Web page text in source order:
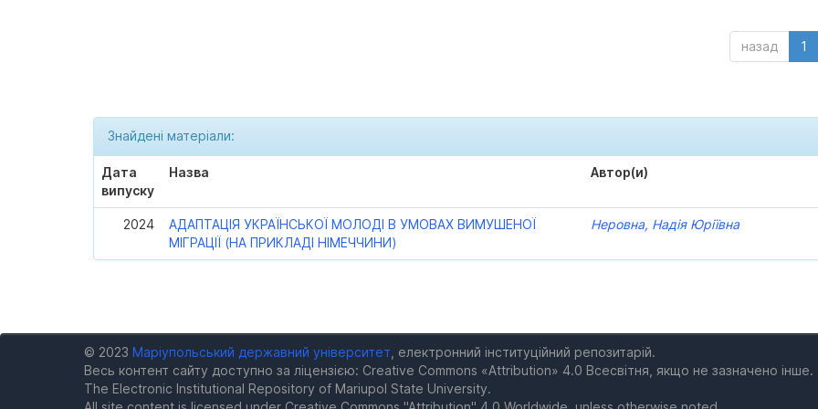
назад 1
Знайдені матеріали:
Дата
випуску
Назва Автор(и)
2024
АДАПТАЦІЯ УКРАЇНСЬКОЇ МОЛОДІ В УМОВАХ ВИМУШЕНОЇ
МІГРАЦІЇ (НА ПРИКЛАДІ НІМЕЧЧИНИ)
Неровна, Надія Юріївна
© 2023 Маріупольський державний університет , електронний інституційний репозитарій.
Весь контент сайту доступно за ліцензією: Creative Commons «Attribution» 4.0 Всесвітня, якщо не зазначено інше.
The Electronic Institutional Repository of Mariupol State University.